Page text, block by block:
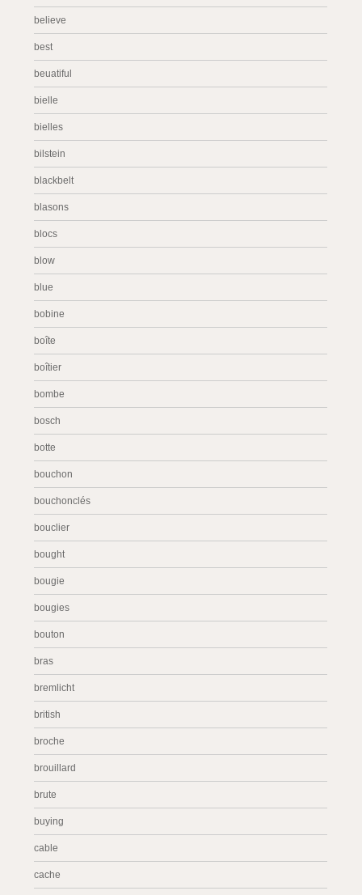
believe
best
beuatiful
bielle
bielles
bilstein
blackbelt
blasons
blocs
blow
blue
bobine
boîte
boîtier
bombe
bosch
botte
bouchon
bouchonclés
bouclier
bought
bougie
bougies
bouton
bras
bremlicht
british
broche
brouillard
brute
buying
cable
cache